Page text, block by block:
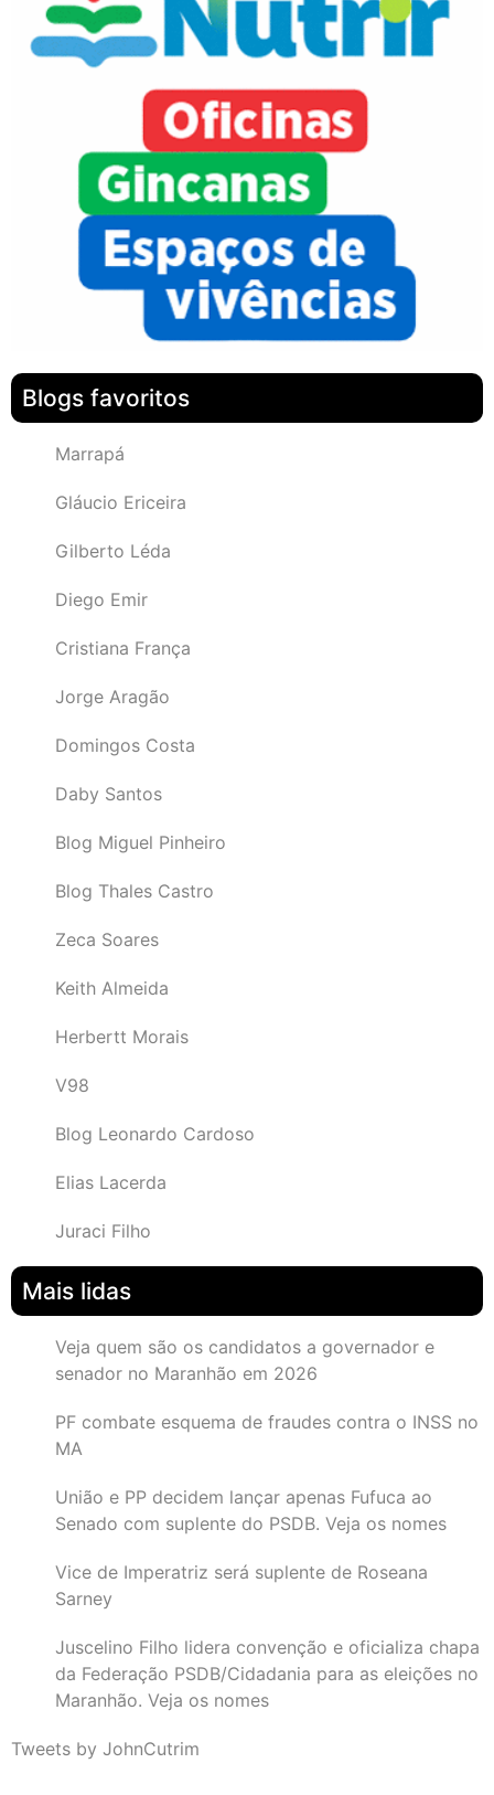
Blogs favoritos
Marrapá
Gláucio Ericeira
Gilberto Léda
Diego Emir
Cristiana França
Jorge Aragão
Domingos Costa
Daby Santos
Blog Miguel Pinheiro
Blog Thales Castro
Zeca Soares
Keith Almeida
Herbertt Morais
V98
Blog Leonardo Cardoso
Elias Lacerda
Juraci Filho
Mais lidas
Veja quem são os candidatos a governador e
senador no Maranhão em 2026
PF combate esquema de fraudes contra o INSS no
MA
União e PP decidem lançar apenas Fufuca ao
Senado com suplente do PSDB. Veja os nomes
Vice de Imperatriz será suplente de Roseana
Sarney
Juscelino Filho lidera convenção e oficializa chapa
da Federação PSDB/Cidadania para as eleições no
Maranhão. Veja os nomes
Tweets by JohnCutrim